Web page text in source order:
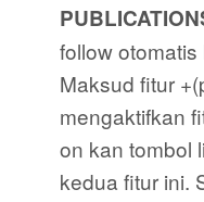
follow
Maksud fitur
mengaktifkan
on kan tombol
kedua fitur ini.